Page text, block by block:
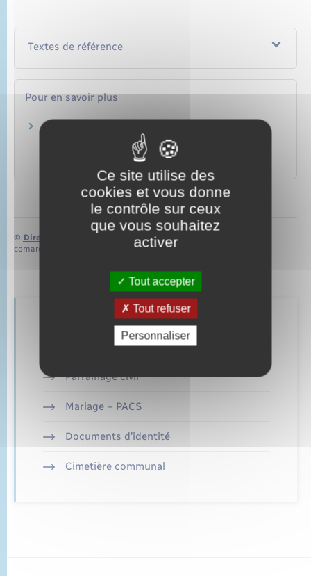
Textes de référence
Pour en savoir plus
Établissement de retraite additionnelle de la fonction
© Direction de l’information légale et administrative
comarquage developpé par
baseo.io
Retrouvez aussi
Parrainage civil
Mariage – PACS
Documents d’identité
Cimetière communal
Ce site utilise des
cookies et vous donne
le contrôle sur ceux
que vous souhaitez
activer
Tout accepter
Tout refuser
Personnaliser